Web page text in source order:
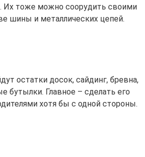
Их тоже можно соорудить своими
шины и металлических цепей.
остатки досок, сайдинг, бревна,
Главное – сделать его
хотя бы с одной стороны.